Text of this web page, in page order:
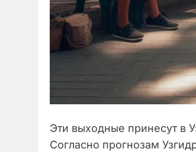
Эти выходные принесут в
Согласно прогнозам